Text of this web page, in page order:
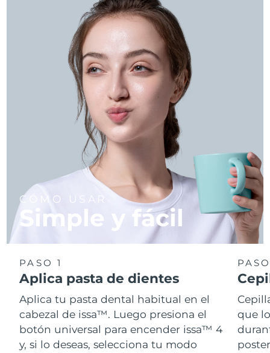
CÓMO USAR
Simple y fácil
PASO 1
Aplica pasta de dientes
Aplica tu pasta dental habitual en el
cabezal de issa™. Luego presiona el
botón universal para encender issa™ 4
y, si lo deseas, selecciona tu modo
que